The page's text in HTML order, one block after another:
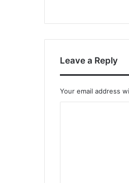
Leave a Reply
Your email address